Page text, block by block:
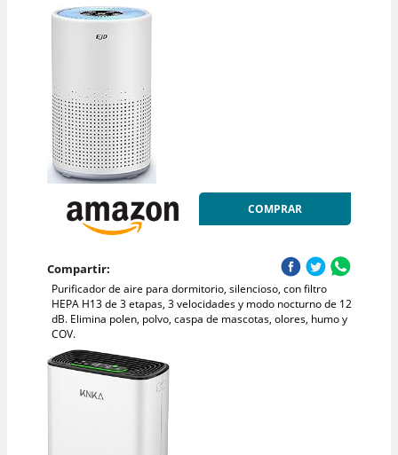
COMPRAR
Compartir:
Purificador de aire para dormitorio, silencioso, con filtro
HEPA H13 de 3 etapas, 3 velocidades y modo nocturno de 12
dB. Elimina polen, polvo, caspa de mascotas, olores, humo y
COV.